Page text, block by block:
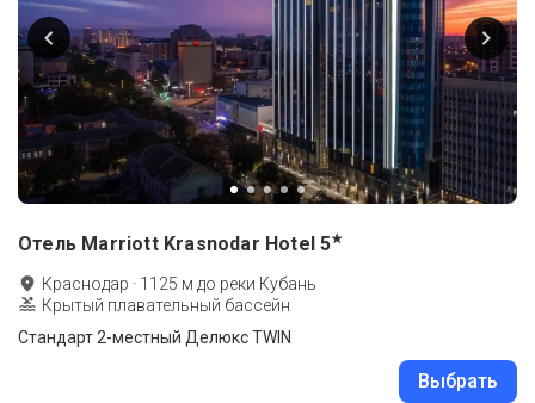
Отель Marriott Krasnodar Hotel 5★
Краснодар · 1125 м до реки Кубань
Крытый плавательный бассейн
Стандарт 2-местный Делюкс TWIN
Выбрать